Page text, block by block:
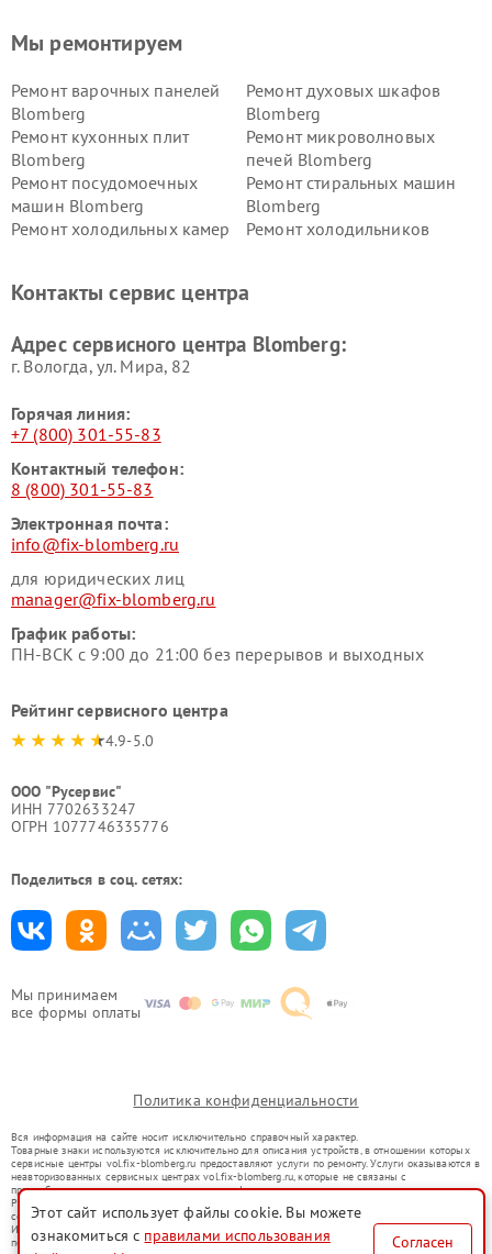
Мы принимаем
все формы оплаты
Мы ремонтируем
Ремонт варочных панелей
Blomberg
Ремонт духовых шкафов
Blomberg
Ремонт кухонных плит
Blomberg
Ремонт микроволновых
печей Blomberg
Ремонт посудомоечных
машин Blomberg
Ремонт стиральных машин
Blomberg
Ремонт холодильных камер
Ремонт холодильников
Контакты сервис центра
Адрес сервисного центра Blomberg:
г. Вологда, ул. Мира, 82
Горячая линия:
+7 (800) 301-55-83
Контактный телефон:
8 (800) 301-55-83
Электронная почта:
info@fix-blomberg.ru
для юридических лиц
manager@fix-blomberg.ru
График работы:
ПН-ВСК с 9:00 до 21:00 без перерывов и выходных
Рейтинг сервисного центра
4.9-5.0
ООО "Русервис"
ИНН 7702633247
ОГРН 1077746335776
Поделиться в соц. сетях:
Политика конфиденциальности
Вся информация на сайте носит исключительно справочный характер.
Товарные знаки используются исключительно для описания устройств, в отношении которых
сервисные центры vol.fix-blomberg.ru предоставляют услуги по ремонту. Услуги оказываются в
неавторизованных сервисных центрах vol.fix-blomberg.ru, которые не связаны с
правообладателями товарных знаков или их официальными представителями.
Ремонт осуществляется для устройств, уже введенных в гражданский оборот в соответствии
со статьей 1487 ГК РФ.
Использование товарных знаков не преследует цели индивидуализации услуг или введения
потребителей в заблуждение, а служит для информирования о предоставляемых услугах по
Этот сайт использует файлы cookie. Вы можете
ознакомиться с правилами использования
Согласен